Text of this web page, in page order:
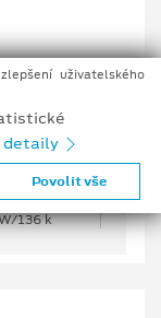
136 k
uživatelského
detaily
Povolit vše